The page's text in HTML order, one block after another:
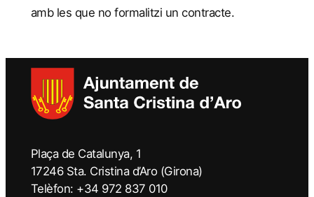
amb les que no formalitzi un contracte.
Plaça de Catalunya, 1
17246 Sta. Cristina d’Aro (Girona)
Telèfon: +34 972 837 010